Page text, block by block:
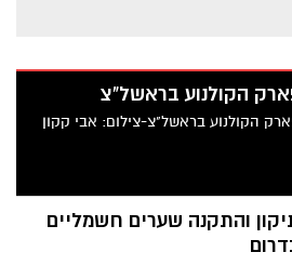
הקולנוע בראשל"צ
הקולנוע בראשל"צ-צילום: אבי קקון
והתקנה שערים חשמליים